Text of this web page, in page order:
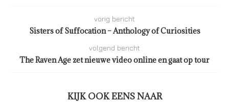
vorig bericht
Sisters of Suffocation – Anthology of Curiosities
volgend bericht
The Raven Age zet nieuwe video online en gaat op tour
KIJK OOK EENS NAAR